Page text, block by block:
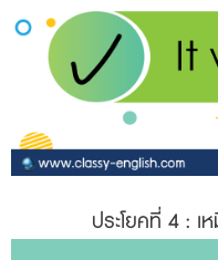
ประโยคที่ 4: เ